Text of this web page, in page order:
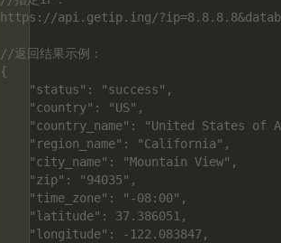
https://api.getip.ing/
//返回结果示例：
{